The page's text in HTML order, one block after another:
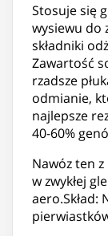
Stosuje się
wysiewu do
składniki
Zawartość
rzadsze
odmianie,
najlepsze
40-60%
Nawóz ten
w zwykłej
aero.Skład: